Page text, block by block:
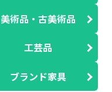
美術品・古美術品
工芸品
ブランド家具